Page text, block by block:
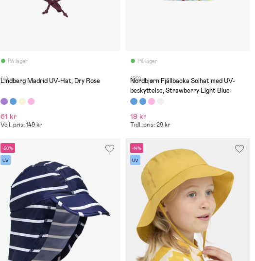
På lager
(4)
Lindberg Madrid UV-Hat, Dry Rose
61 kr
Vejl. pris: 149 kr
På lager
(20)
Nordbjørn Fjällbacka Solhat med UV-
beskyttelse, Strawberry Light Blue
19 kr
Tidl. pris: 29 kr
-20%
UV
-14%
UV